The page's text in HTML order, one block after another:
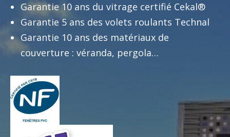
Garantie 10 ans du vitrage certifié Cekal®
Garantie 5 ans des volets roulants Technal
Garantie 10 ans des matériaux de
couverture : véranda, pergola…